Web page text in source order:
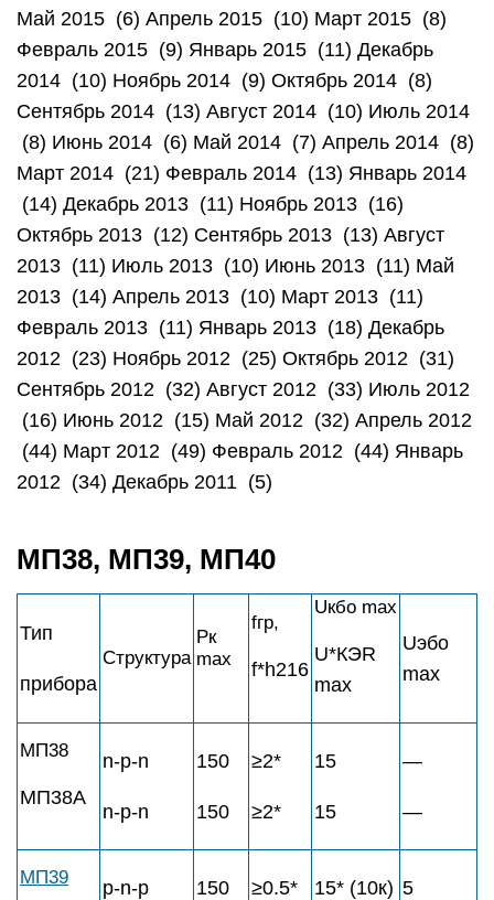
Май 2015 (6) Апрель 2015 (10) Март 2015 (8)
Февраль 2015 (9) Январь 2015 (11) Декабрь
2014 (10) Ноябрь 2014 (9) Октябрь 2014 (8)
Сентябрь 2014 (13) Август 2014 (10) Июль 2014
(8) Июнь 2014 (6) Май 2014 (7) Апрель 2014 (8)
Март 2014 (21) Февраль 2014 (13) Январь 2014
(14) Декабрь 2013 (11) Ноябрь 2013 (16)
Октябрь 2013 (12) Сентябрь 2013 (13) Август
2013 (11) Июль 2013 (10) Июнь 2013 (11) Май
2013 (14) Апрель 2013 (10) Март 2013 (11)
Февраль 2013 (11) Январь 2013 (18) Декабрь
2012 (23) Ноябрь 2012 (25) Октябрь 2012 (31)
Сентябрь 2012 (32) Август 2012 (33) Июль 2012
(16) Июнь 2012 (15) Май 2012 (32) Апрель 2012
(44) Март 2012 (49) Февраль 2012 (44) Январь
2012 (34) Декабрь 2011 (5)
МП38, МП39, МП40
Тип
прибора
Структура
Pк
maх
fгр,
f*h216
Uкбо max
U*КЭR
max
Uэбо
max
МП38
МП38А
n-p-n
n-p-n
150
150
≥2*
≥2*
15
15
—
—
МП39 p-n-p 150 ≥0.5* 15* (10к) 5